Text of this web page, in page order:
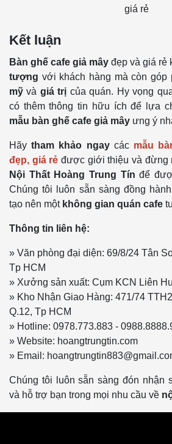
giá rẻ
Kết luận
Bàn ghế cafe giả mây đẹp và giá rẻ
tượng với khách hàng mà còn góp
mỹ và giá trị của quán. Hy vọng
có thêm thông tin hữu ích để lựa
mẫu bàn ghế cafe giả mây ưng ý
Hãytham khảo ngaycác mẫu
đẹp, giá rẻ được giới thiệu và đừng
Nội Thất Hoàng Trung Tín để
Chúng tôi luôn sẵn sàng đồng
tạo nên một không gian quán cafe
Thông tin liên hệ:
» Văn phòng đại diện: 69/8/24 Tân
Tp HCM
» Xưởng sản xuất: Cụm KCN Liên
» Kho Nhận Giao Hàng: 471/74
Q.12, Tp HCM
» Hotline: 0978.773.883 -
» Website: hoangtrungtin.com
» Email:
Chúng tôi luôn sẵn sàng đón nhận
và hỗ trợ bạn trong mọi nhu cầu về